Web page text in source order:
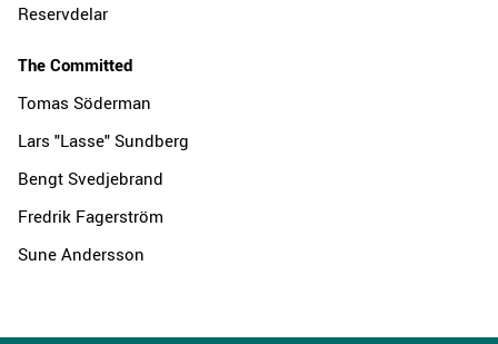
Reservdelar
The Committed
Tomas Söderman
Lars "Lasse" Sundberg
Bengt Svedjebrand
Fredrik Fagerström
Sune Andersson